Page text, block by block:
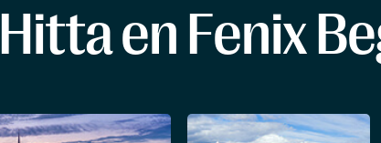
Hitta en Fenix